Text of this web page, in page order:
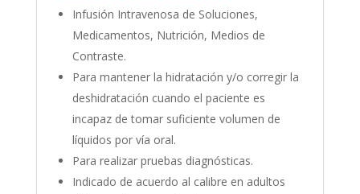
Infusión Intravenosa de Soluciones,
Medicamentos, Nutrición, Medios de
Contraste.
Para mantener la hidratación y/o corregir la
deshidratación cuando el paciente es
incapaz de tomar suficiente volumen de
líquidos por vía oral.
Para realizar pruebas diagnósticas.
Indicado de acuerdo al calibre en adultos